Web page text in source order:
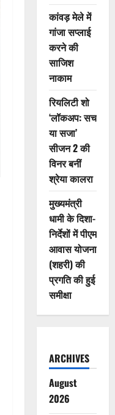
कांवड़ मेले में
गांजा सप्लाई
करने की
साजिश
नाकाम
रियलिटी शो
‘लॉकअप: सच
या सजा’
सीजन 2 की
विनर बनीं
श्रेया कालरा
मुख्यमंत्री
धामी के दिशा-
निर्देशों में पीएम
आवास योजना
(शहरी) की
प्रगति की हुई
समीक्षा
ARCHIVES
August
2026